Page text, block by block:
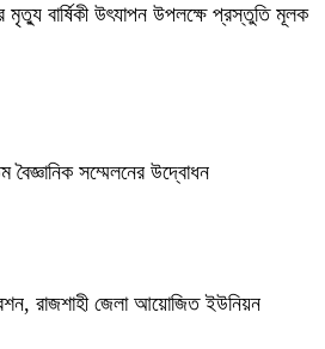
মৃত্যু বার্ষিকী উৎযাপন উপলক্ষে প্রস্তুতি মূলক
সম্মেলনের উদ্বোধন
রাজশাহী জেলা আয়োজিত ইউনিয়ন